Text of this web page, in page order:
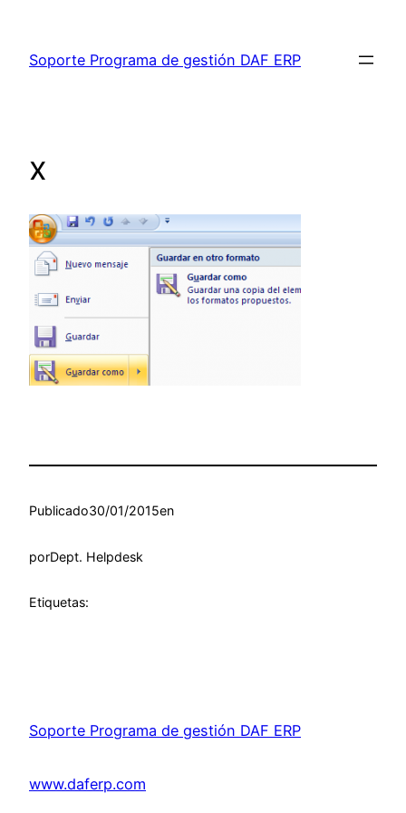
contenido
Soporte Programa de gestión DAF ERP
x
Publicado30/01/2015en
porDept. Helpdesk
Etiquetas:
Soporte Programa de gestión DAF ERP
www.daferp.com